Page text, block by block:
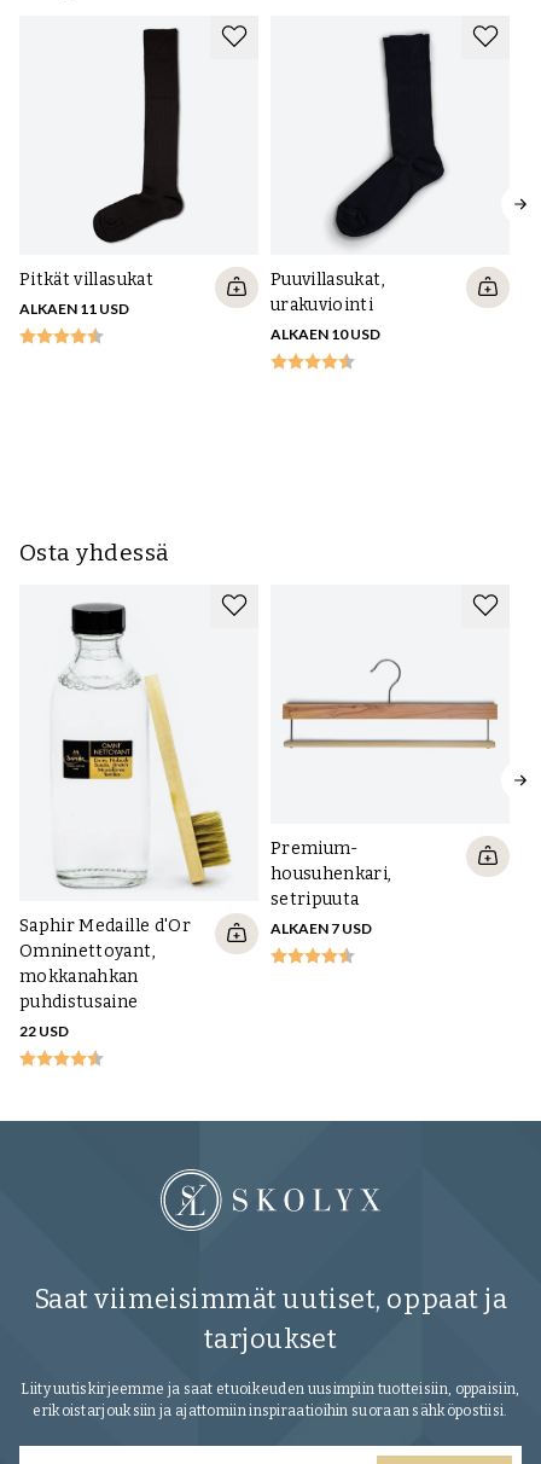
Pitkät villasukat
ALKAEN 11 USD
Puuvillasukat,
urakuviointi
ALKAEN 10 USD
Osta yhdessä
Saphir Medaille d'Or
Omninettoyant,
mokkanahkan
puhdistusaine
22 USD
Premium-
housuhenkari,
setripuuta
ALKAEN 7 USD
Saat viimeisimmät uutiset, oppaat ja
tarjoukset
Liity uutiskirjeemme ja saat etuoikeuden uusimpiin tuotteisiin, oppaisiin,
erikoistarjouksiin ja ajattomiin inspiraatioihin suoraan sähköpostiisi.